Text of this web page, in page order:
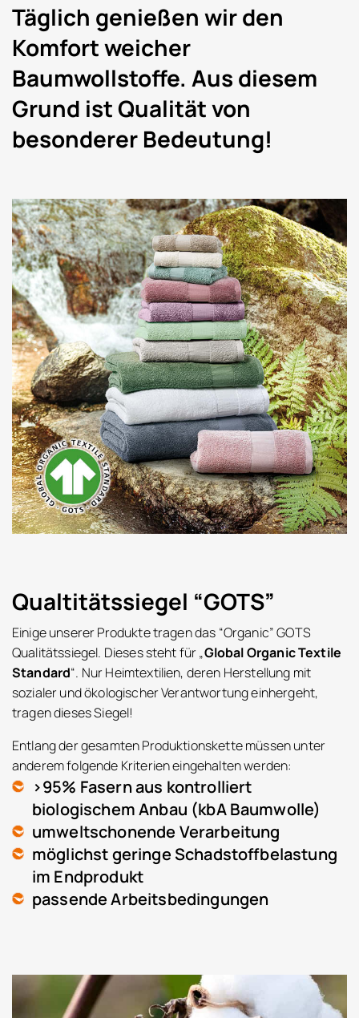
Täglich genießen wir den
Komfort weicher
Baumwollstoffe. Aus diesem
Grund ist Qualität von
besonderer Bedeutung!
Qualtitätssiegel “GOTS”
Einige unserer Produkte tragen das “Organic” GOTS
Qualitätssiegel. Dieses steht für „Global Organic Textile
Standard“. Nur Heimtextilien, deren Herstellung mit
sozialer und ökologischer Verantwortung einhergeht,
tragen dieses Siegel!
Entlang der gesamten Produktionskette müssen unter
anderem folgende Kriterien eingehalten werden:
>95% Fasern aus kontrolliert
biologischem Anbau (kbA Baumwolle)
umweltschonende Verarbeitung
möglichst geringe Schadstoffbelastung
im Endprodukt
passende Arbeitsbedingungen